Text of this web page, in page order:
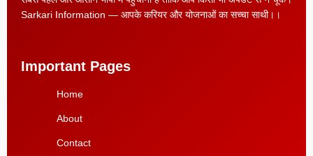
Sarkari Information — आपके करियर और योजनाओं का सच्चा साथी।।
Important Pages
Home
About
Contact